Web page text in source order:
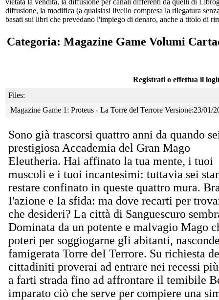
diffusione, la modifica (a qualsiasi livello compresa la rilegatura
basati sui libri che prevedano l'impiego di denaro, anche a titolo di
Categoria: Magazine Game Volumi
Registrati o effettua il
Files:
Magazine Game 1: Proteus - La Torre del Terrore Versione:23/01/
Sono già trascorsi quattro anni da quando
prestigiosa Accademia del Gran Mago
Eleutheria. Hai affinato la tua mente, i tuoi
muscoli e i tuoi incantesimi: tuttavia sei
restare confinato in queste quattro mura.
I'azione e Ia sfida: ma dove recarti per
che desideri? La città di Sanguescuro
Dominata da un potente e malvagio Mago
poteri per soggiogarne gIi abitanti,
famigerata Torre deI Terrore. Su richiesta
cittadiniti proverai ad entrare nei recessi
a farti strada fino ad affrontare il temibile
imparato ciò che serve per compiere una